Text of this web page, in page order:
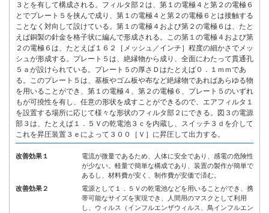
３とを有して構成される。フィルタ部２は、第１の電極４と第２の電極６
とでプレート５を挟んで成り、第１の電極４と第２の電極６とは接触する
ことなく対向して設けている。第１の電極４および第２の電極６は、たと
えば銅製の針金を格子状に編んで形成される。この第１の電極４および第
２の電極６は、たとえば１６２［メッシュ／インチ］程度の細かさでメッ
シュが形成する。プレート５は、絶縁物から成り、全面にわたって貫通孔
５ａが設けられている。プレート５の厚さＤはたとえば０．１ｍｍであ
る。このプレート５は、基板やゴム板や布など絶縁物であればあらゆる物
を用いることができ、第１の電極４、第２の電極６、プレート５のいずれ
もが可撓性を有し、任意の形状を成すことができるので、エアフィルタ１
を設置する場所に応じて様々な形状のフィルタ部２にできる。図３の電源
部３は、たとえば１．５Ｖの乾電池３ｃを内蔵し、スイッチ３ｄを介して
これを昇圧装置３ｅによって３００［Ｖ］に昇圧して出力する。
改善効果１
電流が微量であるため、人体に安全であり、感電の危険性
が少ない。軽量で簡単な構成であり、装置の製作が簡単で
あるし、材料費が安く、制作費が安価で済む。
改善効果２
電源として１．５Ｖの乾電池などを用いることができ、携
帯可能なサイズを実現でき、人間用のマスクとして利用
し、ウィルス（インフルエンザウィルス、鳥インフルエン